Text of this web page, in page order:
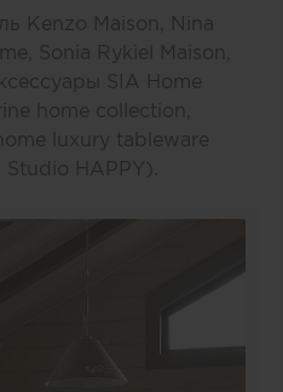
Kenzo Maison, Nina
Sonia Rykiel Maison,
SIA Home
home collection,
luxury tableware
HAPPY).